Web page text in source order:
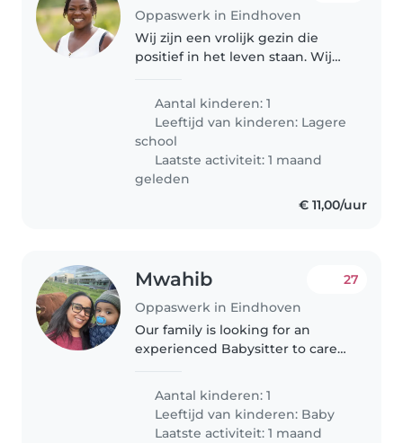
Oppaswerk in Eindhoven
Wij zijn een vrolijk gezin die
positief in het leven staan. Wij
voor mijn jongste zoon.
Aantal kinderen: 1
Leeftijd van kinderen: Lagere
school
Laatste activiteit: 1 maand
geleden
€ 11,00/uur
Mwahib
Oppaswerk in Eindhoven
27
Our family is looking for an
experienced Babysitter to care
curious 1-year-old child. We need
someone who is comfortable
with cooking, chores, and..
Aantal kinderen: 1
Leeftijd van kinderen: Baby
Laatste activiteit: 1 maand